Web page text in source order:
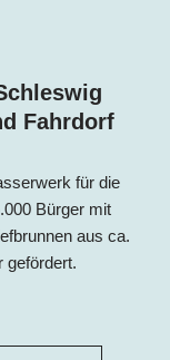
Fahrdorf
für die
Bürger mit
aus ca.
gefördert.